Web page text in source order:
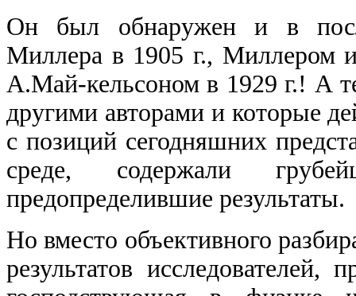
Он был обнаружен и в
Миллера в 1905 г., Миллером
А.Май-кельсоном в 1929 г.! А
другими авторами и которые
с позиций сегодняшних
среде, содержали
предопределившие результаты.
Но вместо объективного
результатов